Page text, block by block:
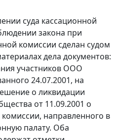
суда кассационной
закона при
комиссии сделан судом
дела документов:
участников ООО
24.07.2001, на
о ликвидации
от 11.09.2001 о
направленного в
палату. Оба